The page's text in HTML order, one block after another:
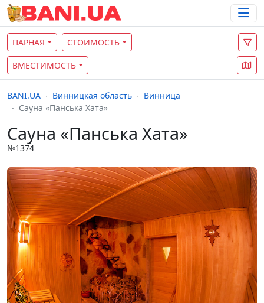
ПАРНАЯ СТОИМОСТЬ
ВМЕСТИМОСТЬ
BANI.UA Винницкая область
Винница
Cауна «Панська Хата»
Cауна «Панська Хата»
№1374